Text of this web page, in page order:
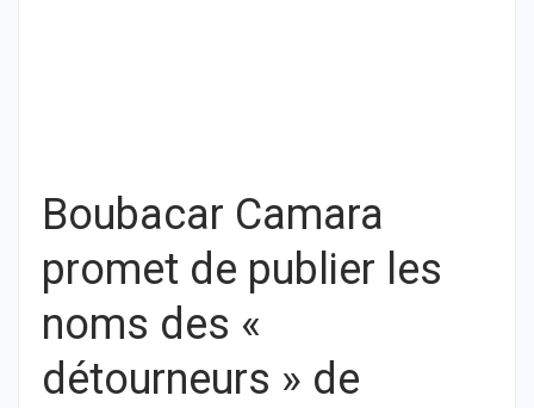
Boubacar Camara
promet de publier les
noms des «
détourneurs » de